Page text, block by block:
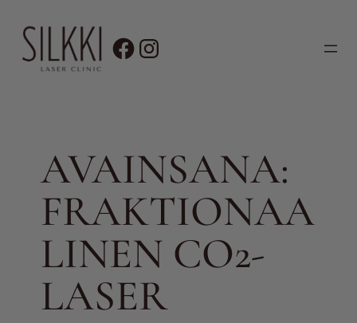
sisältöön
AVAINSANA:
FRAKTIONAA
LINEN CO2-
LASER